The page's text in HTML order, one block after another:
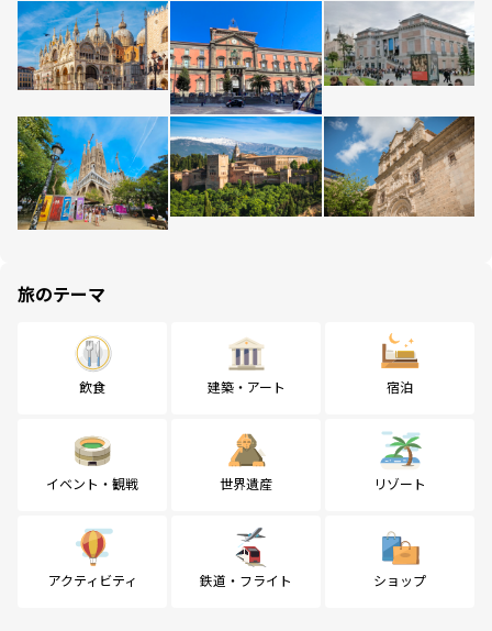
旅のテーマ
飲食 建築・アート 宿泊
イベント・観戦 世界遺産 リゾート
アクティビティ 鉄道・フライト ショップ